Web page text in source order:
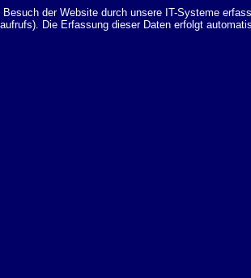
der Website durch unsere IT-Systeme
Die Erfassung dieser Daten erfolgt